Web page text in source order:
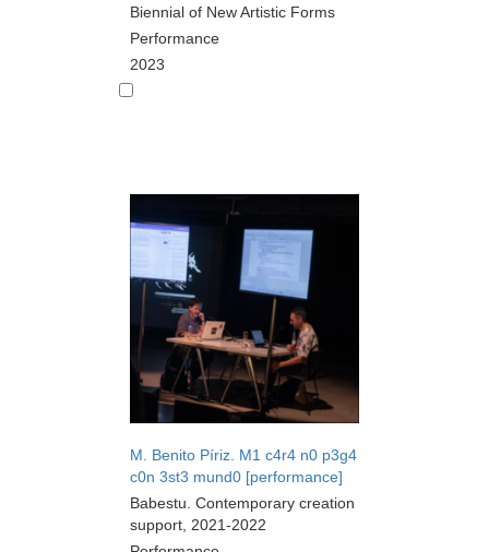
Biennial of New Artistic Forms
Performance
2023
M. Benito Píriz. M1 c4r4 n0 p3g4
c0n 3st3 mund0 [performance]
Babestu. Contemporary creation
support, 2021-2022